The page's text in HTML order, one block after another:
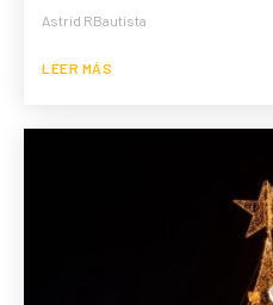
Astrid RBautista
LEER MÁS